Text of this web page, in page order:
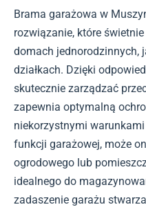
Brama garażowa w
rozwiązanie, które
domach jednorodzinnych,
działkach. Dzięki
skutecznie zarządzać
zapewnia optymalną
niekorzystnymi
funkcji garażowej, może
ogrodowego lub
idealnego do
zadaszenie garażu